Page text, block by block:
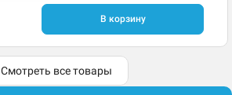
В корзину
Смотреть все товары